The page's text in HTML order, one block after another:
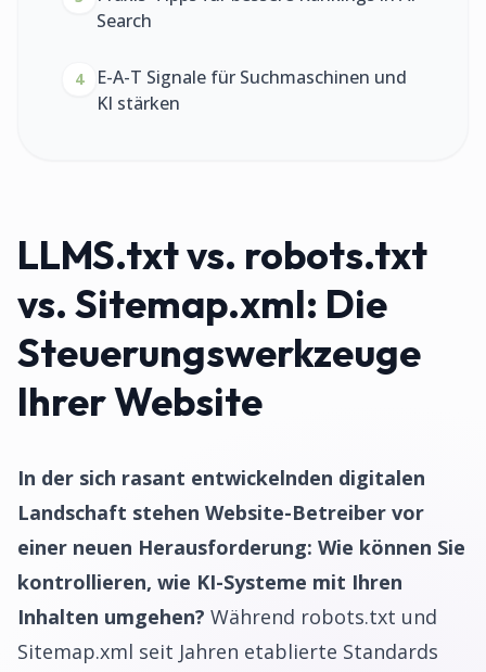
Search
4
E-A-T Signale für Suchmaschinen und
KI stärken
LLMS.txt vs. robots.txt
vs. Sitemap.xml: Die
Steuerungswerkzeuge
Ihrer Website
In der sich rasant entwickelnden digitalen
Landschaft stehen Website-Betreiber vor
einer neuen Herausforderung: Wie können Sie
kontrollieren, wie KI-Systeme mit Ihren
Inhalten umgehen? Während robots.txt und
Sitemap.xml seit Jahren etablierte Standards